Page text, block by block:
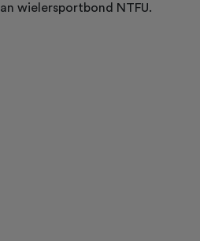
wielersportbond NTFU.